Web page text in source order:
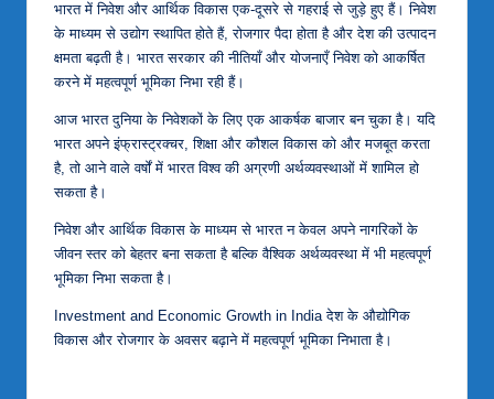
भारत में निवेश और आर्थिक विकास एक-दूसरे से गहराई से जुड़े हुए हैं। निवेश
के माध्यम से उद्योग स्थापित होते हैं, रोजगार पैदा होता है और देश की उत्पादन
क्षमता बढ़ती है। भारत सरकार की नीतियाँ और योजनाएँ निवेश को आकर्षित
करने में महत्वपूर्ण भूमिका निभा रही हैं।
आज भारत दुनिया के निवेशकों के लिए एक आकर्षक बाजार बन चुका है। यदि
भारत अपने इंफ्रास्ट्रक्चर, शिक्षा और कौशल विकास को और मजबूत करता
है, तो आने वाले वर्षों में भारत विश्व की अग्रणी अर्थव्यवस्थाओं में शामिल हो
सकता है।
निवेश और आर्थिक विकास के माध्यम से भारत न केवल अपने नागरिकों के
जीवन स्तर को बेहतर बना सकता है बल्कि वैश्विक अर्थव्यवस्था में भी महत्वपूर्ण
भूमिका निभा सकता है।
Investment and Economic Growth in India देश के औद्योगिक
विकास और रोजगार के अवसर बढ़ाने में महत्वपूर्ण भूमिका निभाता है।